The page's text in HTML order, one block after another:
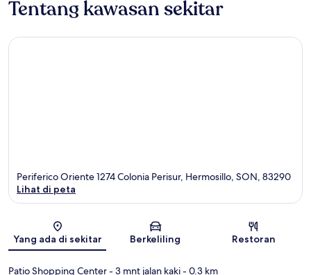
Tentang kawasan sekitar
Peta
Periferico Oriente 1274 Colonia Perisur, Hermosillo, SON, 83290
Lihat di peta
Yang ada di sekitar Berkeliling Restoran
Patio Shopping Center- 3 mnt jalan kaki- 0.3 km